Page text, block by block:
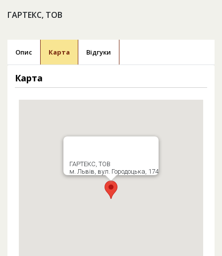
ГАРТЕКС, ТОВ
Опис Карта Відгуки
Карта
ГАРТЕКС, ТОВ
м. Львів, вул. Городоцька, 174